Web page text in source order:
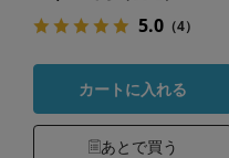
5.0（4）
カートに入れる
あとで買う